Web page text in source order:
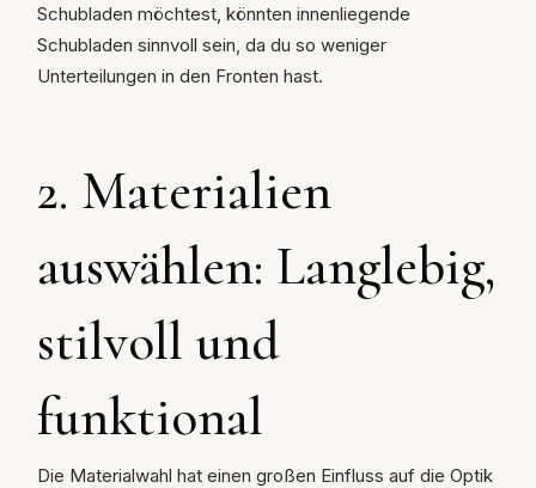
Schubladen möchtest, könnten innenliegende
Schubladen sinnvoll sein, da du so weniger
Unterteilungen in den Fronten hast.
2. Materialien
auswählen: Langlebig,
stilvoll und
funktional
Die Materialwahl hat einen großen Einfluss auf die Optik